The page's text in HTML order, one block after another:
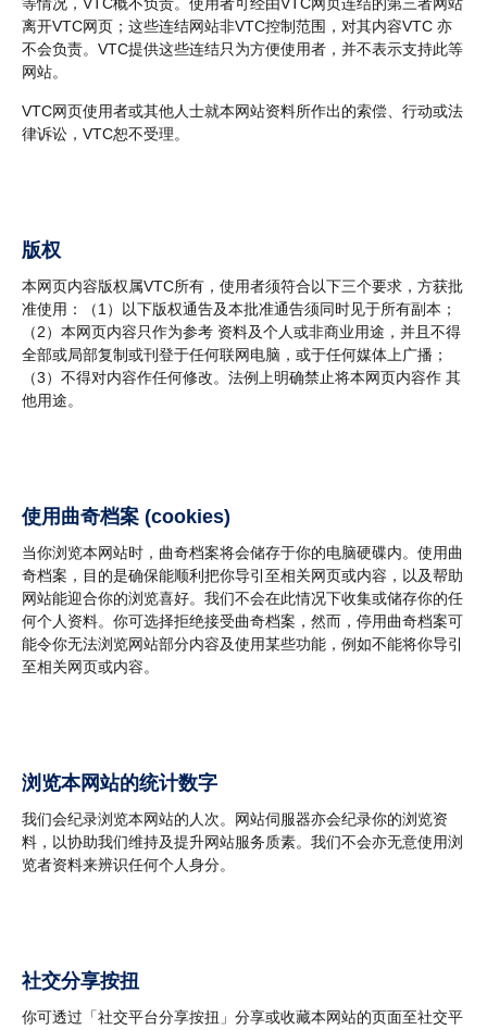
离开VTC网页；这些连结网站非VTC控制范围，对其内容VTC 亦
不会负责。VTC提供这些连结只为方便使用者，并不表示支持此等
网站。
VTC网页使用者或其他人士就本网站资料所作出的索偿、行动或法
律诉讼，VTC恕不受理。
版权
本网页内容版权属VTC所有，使用者须符合以下三个要求，方获批
准使用：（1）以下版权通告及本批准通告须同时见于所有副本；
（2）本网页内容只作为参考 资料及个人或非商业用途，并且不得
全部或局部复制或刊登于任何联网电脑，或于任何媒体上广播；
（3）不得对内容作任何修改。法例上明确禁止将本网页内容作 其
他用途。
使用曲奇档案 (cookies)
当你浏览本网站时，曲奇档案将会储存于你的电脑硬碟内。使用曲
奇档案，目的是确保能顺利把你导引至相关网页或内容，以及帮助
网站能迎合你的浏览喜好。我们不会在此情况下收集或储存你的任
何个人资料。你可选择拒绝接受曲奇档案，然而，停用曲奇档案可
能令你无法浏览网站部分内容及使用某些功能，例如不能将你导引
至相关网页或内容。
浏览本网站的统计数字
我们会纪录浏览本网站的人次。网站伺服器亦会纪录你的浏览资
料，以协助我们维持及提升网站服务质素。我们不会亦无意使用浏
览者资料来辨识任何个人身分。
社交分享按扭
你可透过「社交平台分享按扭」分享或收藏本网站的页面至社交平